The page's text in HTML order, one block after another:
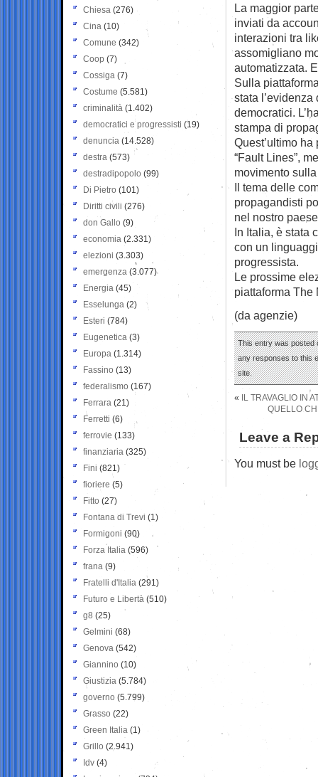
La maggior
inviati da
interazioni tra
assomigliano
automatizzata.
Sulla
stata
democratici.
stampa di
Quest’ultimo
“Fault Lines”,
movimento
Il tema delle
propagandisti
nel nostro
In Italia, è stata
con un
progressista.
Le prossime
piattaforma The
(da agenzie)
This entry was posted
any responses to this
site.
«
IL TRAVAGLIO IN
QUELLO
Leave a
You must be
Chiesa (276)
Cina (10)
Comune (342)
Coop (7)
Cossiga (7)
Costume (5.581)
criminalità (1.402)
democratici e progressisti (19)
denuncia (14.528)
destra (573)
destradipopolo (99)
Di Pietro (101)
Diritti civili (276)
don Gallo (9)
economia (2.331)
elezioni (3.303)
emergenza (3.077)
Energia (45)
Esselunga (2)
Esteri (784)
Eugenetica (3)
Europa (1.314)
Fassino (13)
federalismo (167)
Ferrara (21)
Ferretti (6)
ferrovie (133)
finanziaria (325)
Fini (821)
fioriere (5)
Fitto (27)
Fontana di Trevi (1)
Formigoni (90)
Forza Italia (596)
frana (9)
Fratelli d'Italia (291)
Futuro e Libertà (510)
g8 (25)
Gelmini (68)
Genova (542)
Giannino (10)
Giustizia (5.784)
governo (5.799)
Grasso (22)
Green Italia (1)
Grillo (2.941)
Idv (4)